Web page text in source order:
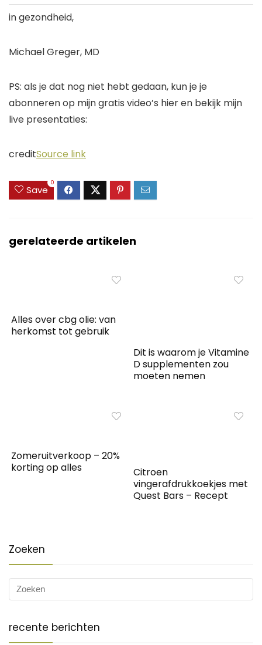
in gezondheid,
Michael Greger, MD
PS: als je dat nog niet hebt gedaan, kun je je
abonneren op mijn gratis video’s hieren bekijk mijn
live presentaties:
creditSource link
Save
0
gerelateerde artikelen
Alles over cbg olie: van
herkomst tot gebruik
Dit is waarom je Vitamine
D supplementen zou
moeten nemen
Zomeruitverkoop – 20%
korting op alles
Citroen
vingerafdrukkoekjes met
Quest Bars – Recept
Zoeken
recente berichten